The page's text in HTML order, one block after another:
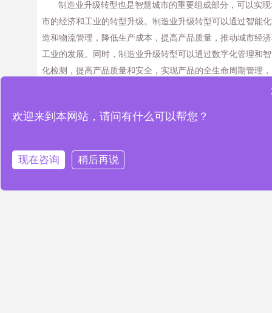
制造业升级转型也是智慧城市的重要组成部分，可以实
市的经济和工业的转型升级。制造业升级转型可以通过智能
造和物流管理，降低生产成本，提高产品质量，推动城市经
工业的发展。同时，制造业升级转型可以通过数字化管理和
化检测，提高产品质量和安全，实现产品的全生命周期管理
经济和工业发展的转型升级，从而推动城市可持续发展。智
和优化，提高生产效率和产品质量；制造业升级转型可以通
能化制造和物流管理，降低生产成本，提高产品质量，推动
欢迎来到本网站，请问有什么可以帮您？
现在咨询 稍后再说